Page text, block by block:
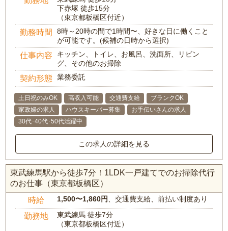
下赤塚 徒歩15分
（東京都板橋区付近）
勤務時間
8時～20時の間で1時間〜、好きな日に働くこと
が可能です。(候補の日時から選択)
仕事内容
キッチン、トイレ、お風呂、洗面所、リビン
グ、その他のお掃除
契約形態 業務委託
土日祝のみOK 高収入可能 交通費支給
ブランクOK
家政婦の求人
ハウスキーパー募集
お手伝いさんの求人
30代･40代･50代活躍中
この求人の詳細を見る
東武練馬駅から徒歩7分！1LDK一戸建てでのお掃除代行
のお仕事（東京都板橋区）
時給 1,500〜1,860円、交通費支給、前払い制度あり
勤務地
東武練馬 徒歩7分
（東京都板橋区付近）